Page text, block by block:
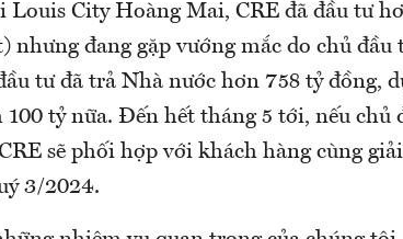
Louis City Hoàng Mai, CRE đã đầu tư
nhưng đang gặp vướng mắc do chủ
tư đã trả Nhà nước hơn 758 tỷ đồng,
100 tỷ nữa. Đến hết tháng 5 tới, nếu chủ
sẽ phối hợp với khách hàng cùng giải
3/2024.